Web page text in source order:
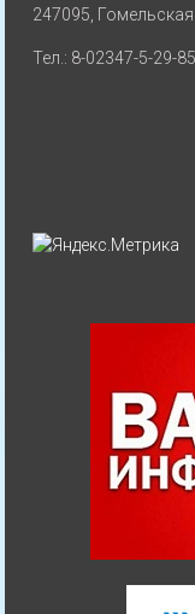
247095, Гомельская
Тел.: 8-02347-5-29-85.